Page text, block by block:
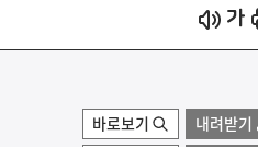
시작
열기
바로보기
내려받기